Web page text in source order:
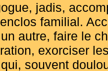
jadis,
familial.
autre, faire le
exorciser
qui, souvent